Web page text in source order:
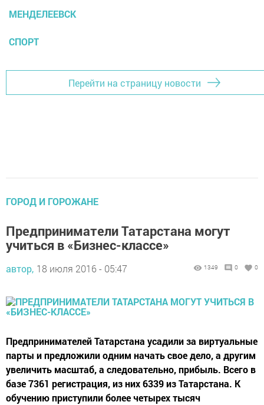
МЕНДЕЛЕЕВСК
СПОРТ
Перейти на страницу новости
ГОРОД И ГОРОЖАНЕ
Предприниматели Татарстана могут
учиться в «Бизнес-классе»
автор, 18 июля 2016 - 05:47 1349 0 0
Предпринимателей Татарстана усадили за виртуальные
парты и предложили одним начать свое дело, а другим
увеличить масштаб, а следовательно, прибыль. Всего в
базе 7361 регистрация, из них 6339 из Татарстана. К
обучению приступили более четырех тысяч